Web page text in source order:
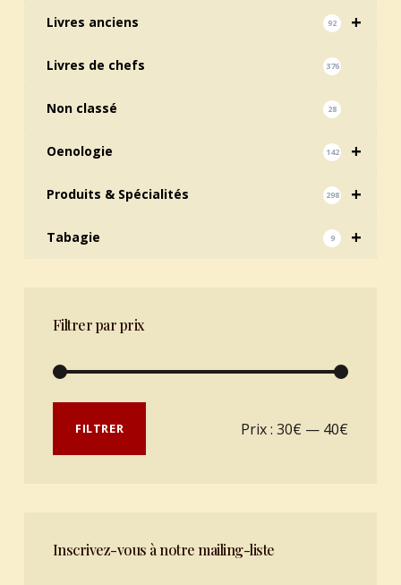
+
Livres anciens 92
Livres de chefs 376
Non classé 28
+
Oenologie 142
+
Produits & Spécialités 298
+
Tabagie 9
Filtrer par prix
Prix min
Prix maxFILTRER Prix :30€ — 40€
Inscrivez-vous à notre mailing-liste